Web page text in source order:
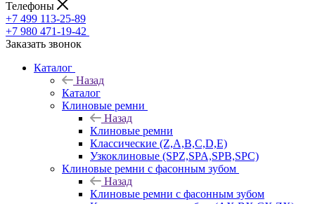
Телефоны
+7 499 113-25-89
+7 980 471-19-42
Заказать звонок
Каталог
Назад
Каталог
Клиновые ремни
Назад
Клиновые ремни
Классические (Z,A,B,C,D,E)
Узкоклиновые (SPZ,SPA,SPB,SPC)
Клиновые ремни с фасонным зубом
Назад
Клиновые ремни с фасонным зубом